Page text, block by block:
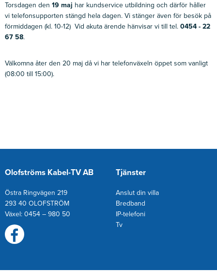
Torsdagen den 19 maj har kundservice utbildning och därför håller
vi telefonsupporten stängd hela dagen. Vi stänger även för besök på
förmiddagen (kl. 10-12) Vid akuta ärende hänvisar vi till tel. 0454 - 22
67 58.
Välkomna åter den 20 maj då vi har telefonväxeln öppet som vanligt
(08:00 till 15:00).
Olofströms Kabel-TV AB
Östra Ringvägen 219
293 40 OLOFSTRÖM
Växel: 0454 – 980 50
Tjänster
Anslut din villa
Bredband
IP-telefoni
Tv